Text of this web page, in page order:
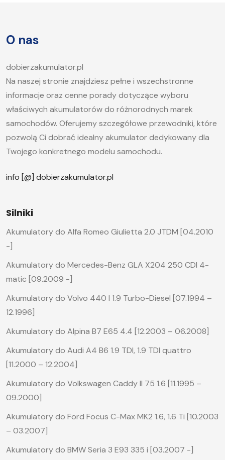
jak długo ładować akumulator samochodowy i
O nas
dobierzakumulator.pl
Na naszej stronie znajdziesz pełne i wszechstronne
informacje oraz cenne porady dotyczące wyboru
właściwych akumulatorów do różnorodnych marek
samochodów. Oferujemy szczegółowe przewodniki, które
pozwolą Ci dobrać idealny akumulator dedykowany dla
Twojego konkretnego modelu samochodu.
info [@] dobierzakumulator.pl
Silniki
Akumulatory do Alfa Romeo Giulietta 2.0 JTDM [04.2010
-]
Akumulatory do Mercedes-Benz GLA X204 250 CDI 4-
matic [09.2009 -]
Akumulatory do Volvo 440 I 1.9 Turbo-Diesel [07.1994 –
12.1996]
Akumulatory do Alpina B7 E65 4.4 [12.2003 – 06.2008]
Akumulatory do Audi A4 B6 1.9 TDI, 1.9 TDI quattro
[11.2000 – 12.2004]
Akumulatory do Volkswagen Caddy II 75 1.6 [11.1995 –
09.2000]
Akumulatory do Ford Focus C-Max MK2 1.6, 1.6 Ti [10.2003
– 03.2007]
Akumulatory do BMW Seria 3 E93 335 i [03.2007 -]